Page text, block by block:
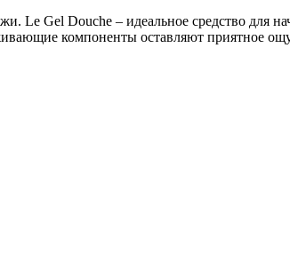
Le Gel Douche – идеальное средство для
компоненты оставляют приятное